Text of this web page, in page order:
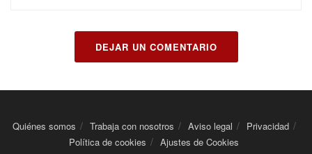
DEJAR UN COMENTARIO
Quiénes somos Trabaja con nosotros Aviso legal
Privacidad
Política de cookies
Ajustes de Cookies